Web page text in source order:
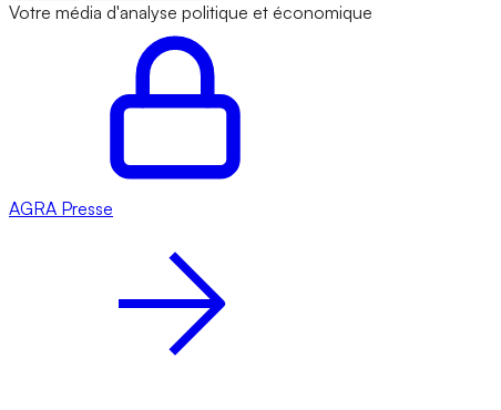
Votre média d'analyse politique et économique
AGRA Presse